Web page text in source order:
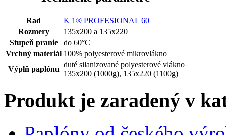
Rad
K 1® PROFESIONAL 60
Rozmery
135x200 a 135x220
Stupeň pranie
do 60°C
Vrchný materiál 100% polyesterové mikrovlákno
Výplň paplónu
duté silanizované polyesterové vlákno
135x200 (1000g), 135x220 (1100g)
Produkt je zaradený v